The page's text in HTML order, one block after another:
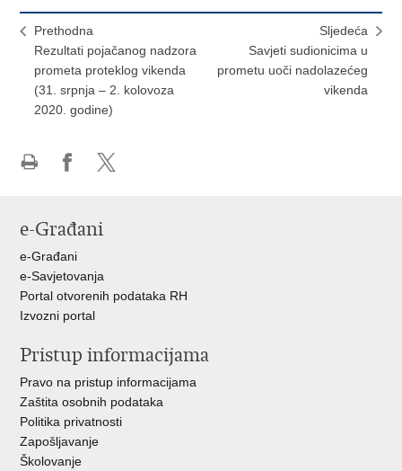
Prethodna
Rezultati pojačanog nadzora
prometa proteklog vikenda
(31. srpnja – 2. kolovoza
2020. godine)
Sljedeća
Savjeti sudionicima u
prometu uoči nadolazećeg
vikenda
Facebooku
X-
e-Građani
e-Građani
e-Savjetovanja
Portal otvorenih podataka RH
Izvozni portal
Pristup informacijama
Pravo na pristup informacijama
Zaštita osobnih podataka
Politika privatnosti
Zapošljavanje
Školovanje